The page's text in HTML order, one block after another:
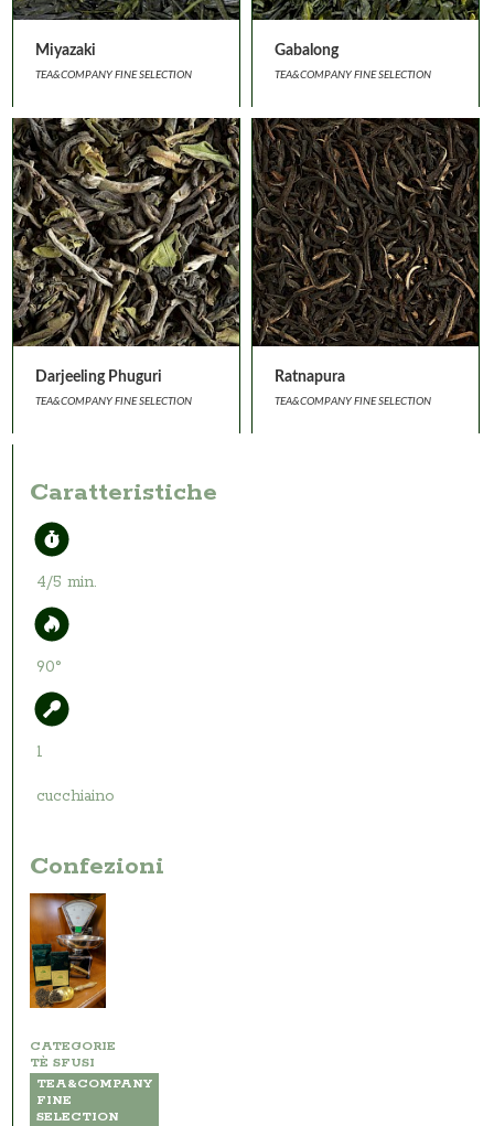
Miyazaki
TEA&COMPANY FINE SELECTION
Gabalong
TEA&COMPANY FINE SELECTION
Darjeeling Phuguri
TEA&COMPANY FINE SELECTION
Ratnapura
TEA&COMPANY FINE SELECTION
Caratteristiche
4/5 min.
90°
1
cucchiaino
Confezioni
CATEGORIE
TÈ SFUSI
TEA&COMPANY
FINE
SELECTION